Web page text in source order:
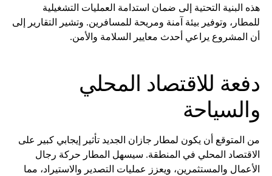
هذه البنية التحتية إلى ضمان استدامة العمليات التشغيلية
للمطار، وتوفير بيئة آمنة ومريحة للمسافرين. وتشير التقارير إلى
أن المشروع يراعي أحدث معايير السلامة والأمن.
دفعة للاقتصاد المحلي
والسياحة
من المتوقع أن يكون لمطار جازان الجديد تأثير إيجابي كبير على
الاقتصاد المحلي في المنطقة. سيسهل المطار حركة رجال
الأعمال والمستثمرين، ويعزز عمليات التصدير والاستيراد، مما